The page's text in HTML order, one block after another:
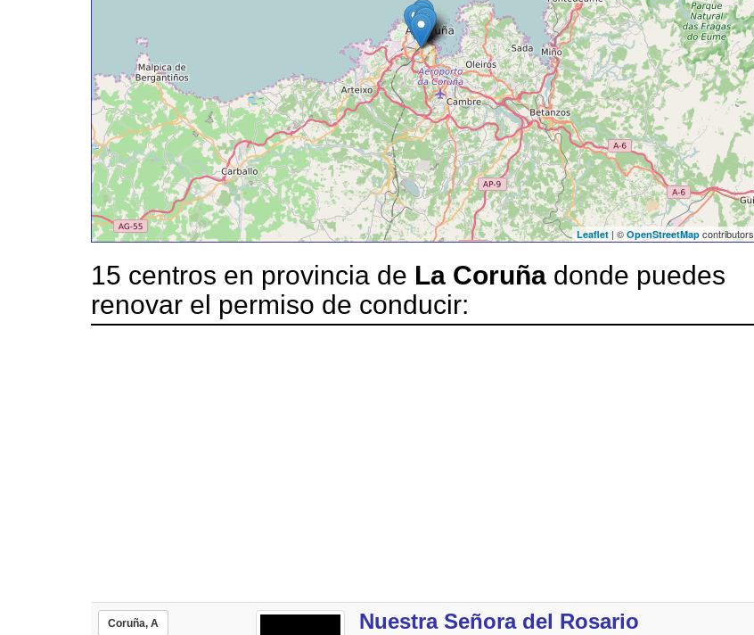
Leaflet | © OpenStreetMap contributors
15 centros en provincia de La Coruña donde puedes
renovar el permiso de conducir:
Coruña, A Nuestra Señora del Rosario